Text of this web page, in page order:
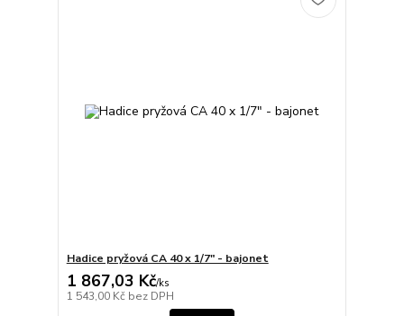
Hadice pryžová CA 40 x 1/7" - bajonet
1 867,03 Kč/ks
1 543,00 Kč bez DPH